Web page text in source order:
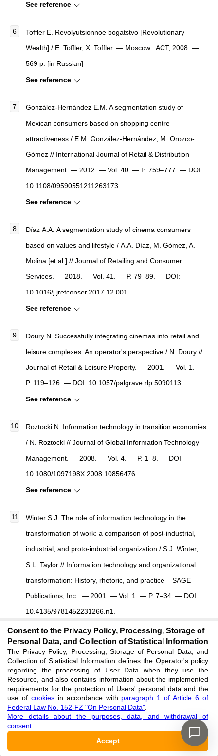
See reference
Toffler E. Revolyutsionnoe bogatstvo [Revolutionary
Wealth] / E. Toffler, X. Toffler. — Moscow : ACT, 2008. —
569 p. [in Russian]
See reference
González‐Hernández E.M. A segmentation study of
Mexican consumers based on shopping centre
attractiveness / E.M. González‐Hernández, M. Orozco‐
Gómez // International Journal of Retail & Distribution
Management. — 2012. — Vol. 40. — P. 759–777. — DOI:
10.1108/09590551211263173.
See reference
Díaz А.А. A segmentation study of cinema consumers
based on values and lifestyle / А.А. Díaz, M. Gómez, A.
Molina [et al.] // Journal of Retailing and Consumer
Services. — 2018. — Vol. 41. — P. 79–89. — DOI:
10.1016/j.jretconser.2017.12.001.
See reference
Doury N. Successfully integrating cinemas into retail and
leisure complexes: An operator's perspective / N. Doury //
Journal of Retail & Leisure Property. — 2001. — Vol. 1. —
P. 119–126. — DOI: 10.1057/palgrave.rlp.5090113.
See reference
Roztocki N. Information technology in transition economies
/ N. Roztocki // Journal of Global Information Technology
Management. — 2008. — Vol. 4. — P. 1–8. — DOI:
10.1080/1097198X.2008.10856476.
See reference
Winter S.J. The role of information technology in the
transformation of work: a comparison of post-industrial,
industrial, and proto-industrial organization / S.J. Winter,
S.L. Taylor // Information technology and organizational
transformation: History, rhetoric, and practice – SAGE
Publications, Inc.. — 2001. — Vol. 1. — P. 7–34. — DOI:
10.4135/9781452231266.n1.
See reference
Yamamura E. Socio-economic effects on increased cinema
attendance: The case of Japan / E. Yamamura // The
Journal of Socio-Economics. — 2008. — Vol. 6. — P.
2546–2555. — DOI: 10.1016/j.socec.2008.04.015.
See reference
Top-10 detskikh razvlekatelnikh tsentrov v mollakh Moskvi
Consent to the Privacy Policy, Processing, Storage of
Personal Data, and Collection of Statistical Information
The Privacy Policy, Processing, Storage of Personal Data, and
Collection of Statistical Information defines the Operator's policy
regarding the processing of User Data when they use the
Resource, and also contains information about the implemented
requirements for the protection of Users' personal data and the
use of cookiesin accordance with paragraph 1 of Article 6 of
Federal Law No. 152-FZ "On Personal Data"
More details about the purposes, data, and withdrawal of
consent
Accept